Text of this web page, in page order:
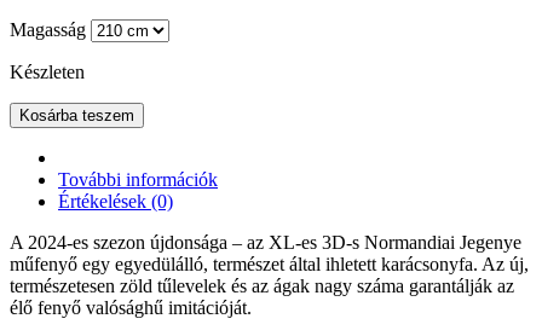
Magasság
Készleten
Kosárba teszem
További információk
Értékelések (0)
A 2024-es szezon újdonsága – az XL-es 3D-s Normandiai Jegenye
műfenyő egy egyedülálló, természet által ihletett karácsonyfa. Az új,
természetesen zöld tűlevelek és az ágak nagy száma garantálják az
élő fenyő valósághű imitációját.